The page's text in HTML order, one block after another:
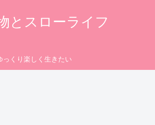
とスローライフ
っくり楽しく生きたい